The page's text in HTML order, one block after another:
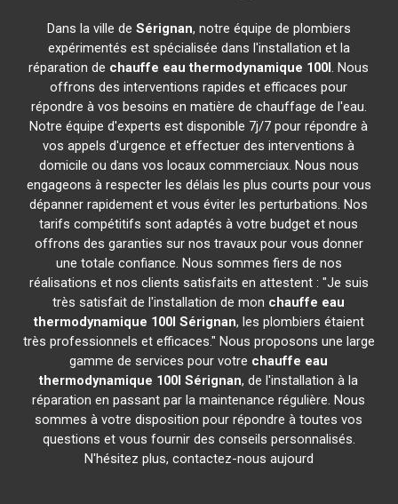
Dans la ville de Sérignan, notre équipe de plombiers
expérimentés est spécialisée dans l'installation et la
réparation de chauffe eau thermodynamique 100l. Nous
offrons des interventions rapides et efficaces pour
répondre à vos besoins en matière de chauffage de l'eau.
Notre équipe d'experts est disponible 7j/7 pour répondre à
vos appels d'urgence et effectuer des interventions à
domicile ou dans vos locaux commerciaux. Nous nous
engageons à respecter les délais les plus courts pour vous
dépanner rapidement et vous éviter les perturbations. Nos
tarifs compétitifs sont adaptés à votre budget et nous
offrons des garanties sur nos travaux pour vous donner
une totale confiance. Nous sommes fiers de nos
réalisations et nos clients satisfaits en attestent : "Je suis
très satisfait de l'installation de mon chauffe eau
thermodynamique 100l Sérignan, les plombiers étaient
très professionnels et efficaces." Nous proposons une large
gamme de services pour votre chauffe eau
thermodynamique 100l Sérignan, de l'installation à la
réparation en passant par la maintenance régulière. Nous
sommes à votre disposition pour répondre à toutes vos
questions et vous fournir des conseils personnalisés.
N'hésitez plus, contactez-nous aujourd